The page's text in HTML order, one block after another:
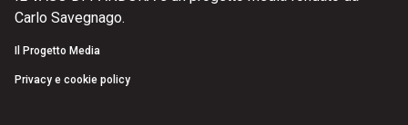
Carlo Savegnago.
Il Progetto Media
Privacy e cookie policy